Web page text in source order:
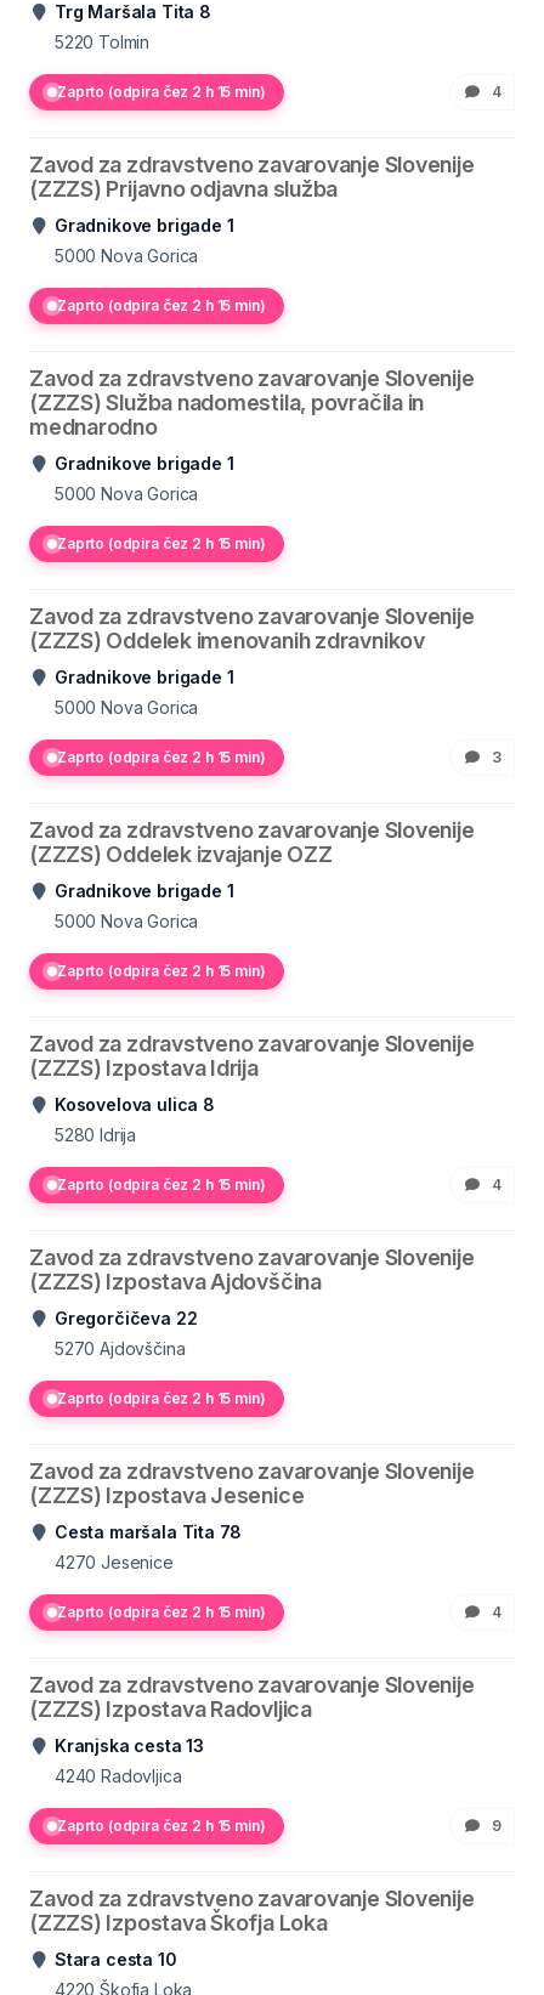
Trg Maršala Tita 8
5220 Tolmin
Zaprto (odpira čez 2 h 15 min) 4
Zavod za zdravstveno zavarovanje Slovenije
(ZZZS) Prijavno odjavna služba
Gradnikove brigade 1
5000 Nova Gorica
Zaprto (odpira čez 2 h 15 min)
Zavod za zdravstveno zavarovanje Slovenije
(ZZZS) Služba nadomestila, povračila in
mednarodno
Gradnikove brigade 1
5000 Nova Gorica
Zaprto (odpira čez 2 h 15 min)
Zavod za zdravstveno zavarovanje Slovenije
(ZZZS) Oddelek imenovanih zdravnikov
Gradnikove brigade 1
5000 Nova Gorica
Zaprto (odpira čez 2 h 15 min) 3
Zavod za zdravstveno zavarovanje Slovenije
(ZZZS) Oddelek izvajanje OZZ
Gradnikove brigade 1
5000 Nova Gorica
Zaprto (odpira čez 2 h 15 min)
Zavod za zdravstveno zavarovanje Slovenije
(ZZZS) Izpostava Idrija
Kosovelova ulica 8
5280 Idrija
Zaprto (odpira čez 2 h 15 min) 4
Zavod za zdravstveno zavarovanje Slovenije
(ZZZS) Izpostava Ajdovščina
Gregorčičeva 22
5270 Ajdovščina
Zaprto (odpira čez 2 h 15 min)
Zavod za zdravstveno zavarovanje Slovenije
(ZZZS) Izpostava Jesenice
Cesta maršala Tita 78
4270 Jesenice
Zaprto (odpira čez 2 h 15 min) 4
Zavod za zdravstveno zavarovanje Slovenije
(ZZZS) Izpostava Radovljica
Kranjska cesta 13
4240 Radovljica
Zaprto (odpira čez 2 h 15 min) 9
Zavod za zdravstveno zavarovanje Slovenije
(ZZZS) Izpostava Škofja Loka
Stara cesta 10
4220 Škofja Loka